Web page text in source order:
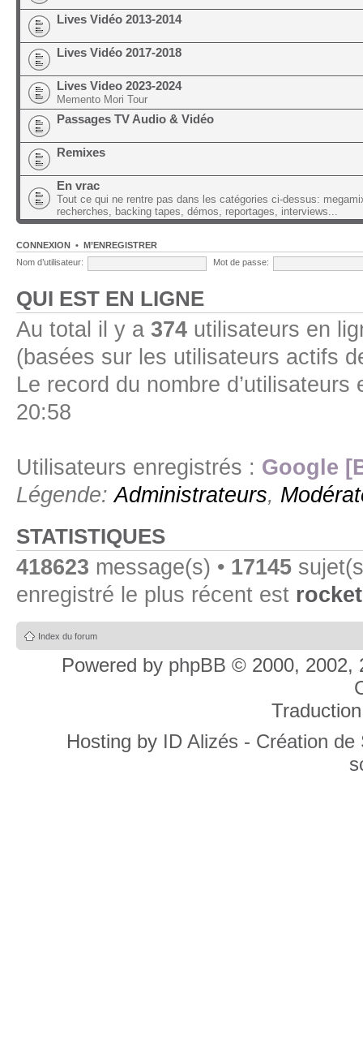
Lives Vidéo 2013-2014
Lives Vidéo 2017-2018
Lives Video 2023-2024
Memento Mori Tour
Passages TV Audio & Vidéo
Remixes
En vrac
Tout ce qui ne rentre pas dans les catégories ci-dessus:
recherches, backing tapes, démos, reportages, interviews...
CONNEXION • M’ENREGISTRER
Nom d’utilisateur:
Mot de passe:
QUI EST EN LIGNE
Au total il y a 374 utilisateurs en
(basées sur les utilisateurs actifs
Le record du nombre
20:58
Utilisateurs enregistrés : Google
Légende:Administrateurs,
STATISTIQUES
418623 message(s) • 17145
enregistré le plus récent est
Index du forum
Powered by phpBB © 2000, 2002,
Hosting by ID Alizés - Création